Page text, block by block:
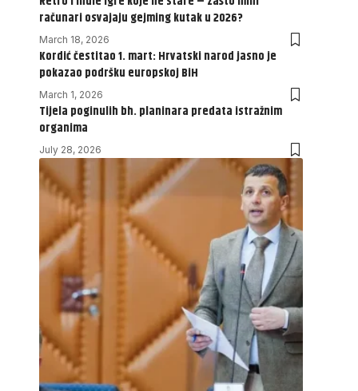
računari osvajaju gejming kutak u 2026?
March 18, 2026
Kordić čestitao 1. mart: Hrvatski narod jasno je
pokazao podršku europskoj BiH
March 1, 2026
Tijela poginulih bh. planinara predata istražnim
organima
July 28, 2026